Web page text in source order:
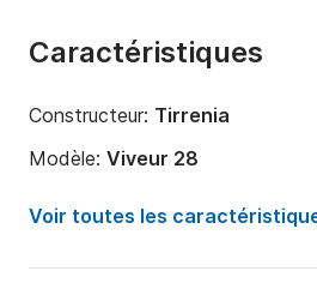
Caractéristiques
Constructeur: Tirrenia
Modèle: Viveur 28
Puissance moteur:
230cv
Voir toutes les